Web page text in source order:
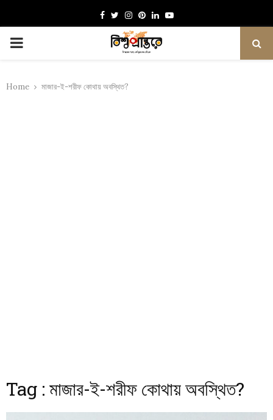
Facebook
TwitterInstagram
Pinterest
LinkedinYoutube
PRIMARY
Home মাজার-ই-শরীফ কোথায় অবস্থিত?
Tag : মাজার-ই-শরীফ কোথায় অবস্থিত?